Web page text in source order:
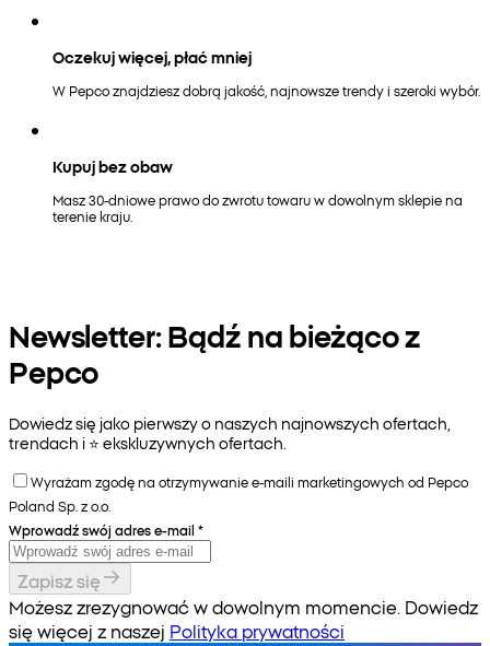
Oczekuj więcej, płać mniej
W Pepco znajdziesz dobrą jakość, najnowsze trendy i szeroki wybór.
Kupuj bez obaw
Masz 30-dniowe prawo do zwrotu towaru w dowolnym sklepie na
terenie kraju.
Newsletter: Bądź na bieżąco z
Pepco
Dowiedz się jako pierwszy o naszych najnowszych ofertach,
trendach i ⭐️ ekskluzywnych ofertach.
Wyrażam zgodę na otrzymywanie e-maili marketingowych od Pepco
Poland Sp. z o.o.
Wprowadź swój adres e-mail *
Zapisz się
Możesz zrezygnować w dowolnym momencie. Dowiedz
się więcej z naszej Polityka prywatności